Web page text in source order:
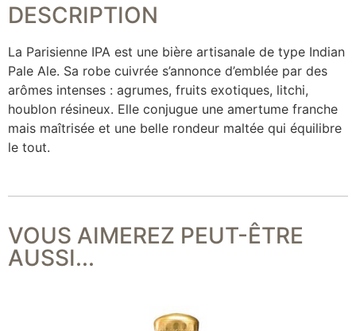
DESCRIPTION
La Parisienne IPA est une bière artisanale de type Indian
Pale Ale. Sa robe cuivrée s’annonce d’emblée par des
arômes intenses : agrumes, fruits exotiques, litchi,
houblon résineux. Elle conjugue une amertume franche
mais maîtrisée et une belle rondeur maltée qui équilibre
le tout.
VOUS AIMEREZ PEUT-ÊTRE
AUSSI...